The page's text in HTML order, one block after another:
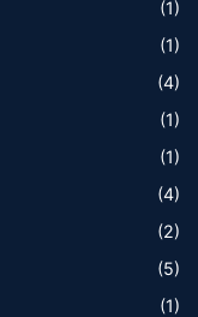
(1)
(1)
(4)
(1)
(1)
(4)
(2)
(5)
(1)